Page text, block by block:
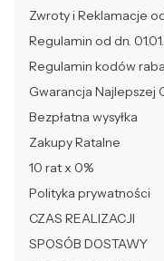
Zwroty i Reklamacje
Regulamin od dn.
Regulamin kodów
Gwarancja Najlepszej
Bezpłatna wysyłka
Zakupy Ratalne
10 rat x 0%
Polityka prywatności
CZAS REALIZACJI
SPOSÓB DOSTAWY